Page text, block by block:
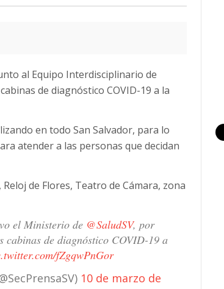
al Equipo Interdisciplinario de
de diagnóstico COVID-19 a la
en todo San Salvador, para lo
atender a las personas que decidan
de Flores, Teatro de Cámara, zona
el Ministerio de @SaludSV, por
cabinas de diagnóstico COVID-19 a
fZgqwPnGor
10 de marzo de